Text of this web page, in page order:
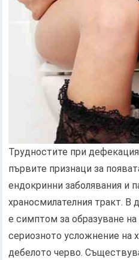
Трудностите при
първите признаци за
ендокринни заболявания и
храносмилателния тракт. В
е симптом за образуване
сериозното усложнение на
дебелото черво.